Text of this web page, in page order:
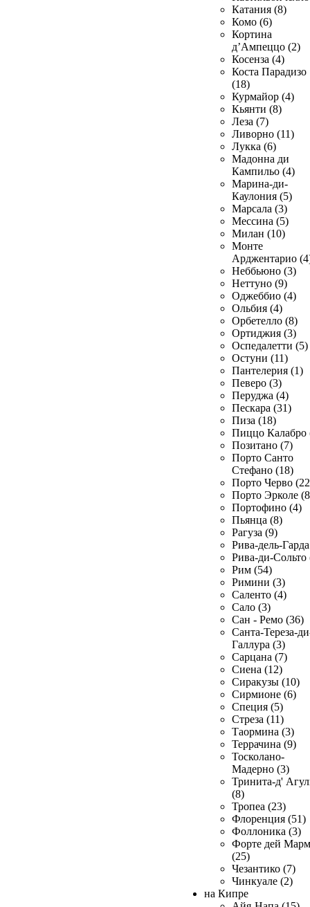
Катания (8)
Комо (6)
Кортина
д’Ампеццо (2)
Косенза (4)
Коста Парадизо
(18)
Курмайор (4)
Кьянти (8)
Леза (7)
Ливорно (11)
Лукка (6)
Мадонна ди
Кампильо (4)
Марина-ди-
Каулония (5)
Марсала (3)
Мессина (5)
Милан (10)
Монте
Арджентарио
Неббьюно (3)
Неттуно (9)
Оджеббио (4)
Ольбия (4)
Орбетелло (8)
Ортиджия (3)
Оспедалетти (5)
Остуни (11)
Пантелерия (1)
Певеро (3)
Перуджа (4)
Пескара (31)
Пиза (18)
Пиццо Калабро
Позитано (7)
Порто Санто
Стефано (18)
Порто Черво
Порто Эрколе
Портофино (4)
Пьянца (8)
Рагуза (9)
Рива-дель-
Рива-ди-Сольто
Рим (54)
Римини (3)
Саленто (4)
Сало (3)
Сан - Ремо (36)
Санта-Тереза-
Галлура (3)
Сарцана (7)
Сиена (12)
Сиракузы (10)
Сирмионе (6)
Специя (5)
Стреза (11)
Таормина (3)
Террачина (9)
Тосколано-
Мадерно (3)
Тринита-д'
(8)
Тропеа (23)
Флоренция (51)
Фоллоника (3)
Форте дей
(25)
Чезантико (7)
Чинкуале (2)
на Кипре